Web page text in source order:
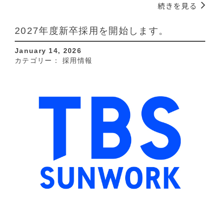
続きを見る
2027年度新卒採用を開始します。
January 14, 2026
カテゴリー：採用情報